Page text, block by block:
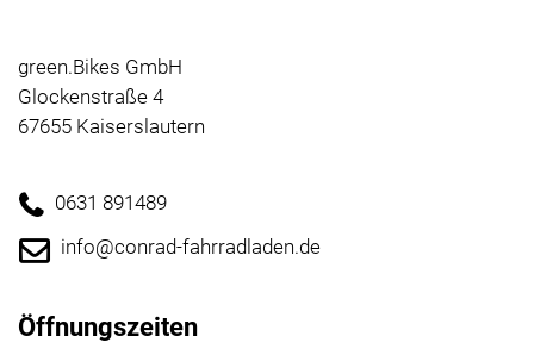
green.Bikes GmbH
Glockenstraße 4
67655 Kaiserslautern
0631 891489
info@conrad-fahrradladen.de
Öffnungszeiten